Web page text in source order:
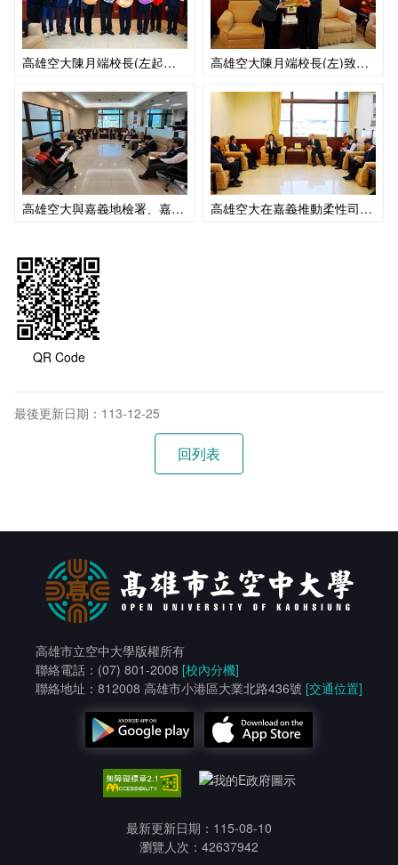
高雄空大陳月端校長(左起第五)率團拜會嘉義地檢署檢察長陳松吉(左起第六)等人 高雄空大陳月端校長(左)致贈紀念品予嘉義地檢署檢察長陳松吉(右)
高雄空大與嘉義地檢署、嘉義監獄獄方代表及看守所代表共同針對柔性司法專班業務進行意見交流 高雄空大在嘉義推動柔性司法專班，獲得嘉義地檢署、嘉義監獄獄方代表及看守所代表的肯定
QR Code
最後更新日期：113-12-25
高雄市立空中大學版權所有
聯絡電話：(07) 801-2008 [校內分機]
聯絡地址：812008 高雄市小港區大業北路436號 [交通位置]
最新更新日期：115-08-10
瀏覽人次：42637942